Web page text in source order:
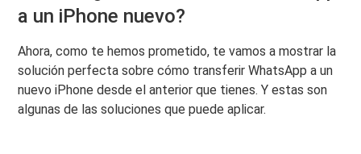
a un iPhone nuevo?
Ahora, como te hemos prometido, te vamos a mostrar la
solución perfecta sobre cómo transferir WhatsApp a un
nuevo iPhone desde el anterior que tienes. Y estas son
algunas de las soluciones que puede aplicar.